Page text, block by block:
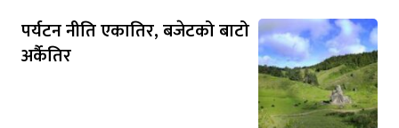
पर्यटन नीति एकातिर, बजेटको बाटो
अर्कैतिर